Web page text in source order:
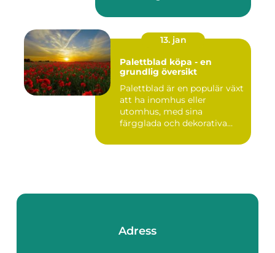
13. jan
Palettblad köpa - en
grundlig översikt
Palettblad är en populär växt
att ha inomhus eller
utomhus, med sina
färgglada och dekorativa
Adress